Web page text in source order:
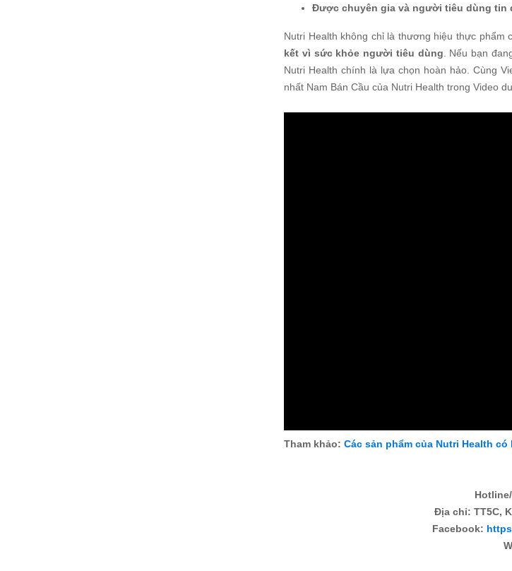
Được chuyên gia và người tiêu dùng tin
Nutri Health không chỉ là thương hiệu thực
kết vì sức khỏe người tiêu dùng . Nếu bạn
Nutri Health chính là lựa chọn hoàn hảo. Cùng
nhất Nam Bán Cầu của Nutri Health trong Video
Tham khảo: Các sản phẩm của Nutri Health có
Địa chỉ: TT5C,
Facebook: